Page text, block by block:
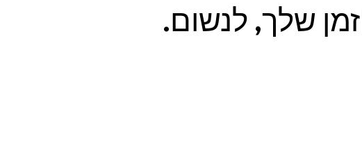
שלך, לנשום.